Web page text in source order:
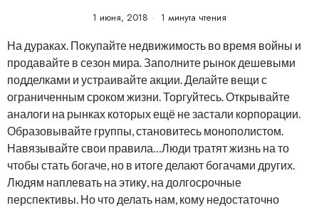
1 июня, 2018 1 минута чтения
На дураках. Покупайте недвижимость во время войны и
продавайте в сезон мира. Заполните рынок дешевыми
подделками и устраивайте акции. Делайте вещи с
ограниченным сроком жизни. Торгуйтесь. Открывайте
аналоги на рынках которых ещё не застали корпорации.
Образовывайте группы, становитесь монополистом.
Навязывайте свои правила…Люди тратят жизнь на то
чтобы стать богаче, но в итоге делают богачами других.
Людям наплевать на этику, на долгосрочные
перспективы. Но что делать нам, кому недостаточно